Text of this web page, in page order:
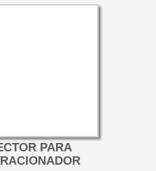
PARA